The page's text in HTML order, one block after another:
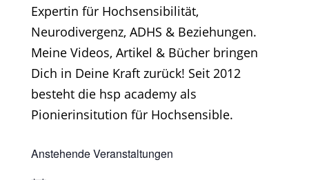
Expertin für Hochsensibilität,
Neurodivergenz, ADHS & Beziehungen.
Meine Videos, Artikel & Bücher bringen
Dich in Deine Kraft zurück! Seit 2012
besteht die hsp academy als
Pionierinsitution für Hochsensible.
Anstehende Veranstaltungen